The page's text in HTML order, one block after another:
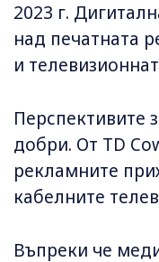
2023 г.
над печатната
и
Перспективите
добри. От TD
рекламните
кабелните
Въпреки че